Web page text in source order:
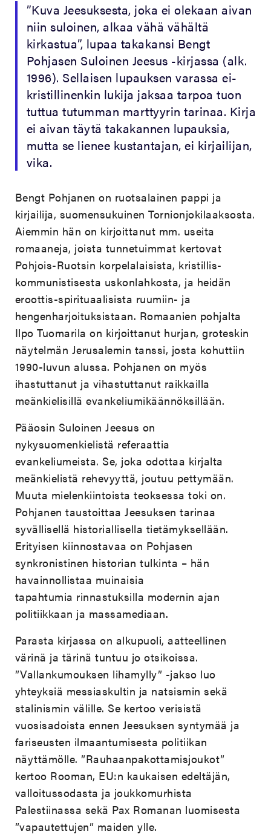
”Kuva Jeesuksesta, joka ei olekaan aivan
niin suloinen, alkaa vähä vähältä
kirkastua”, lupaa takakansi Bengt
Pohjasen Suloinen Jeesus -kirjassa (alk.
1996). Sellaisen lupauksen varassa ei-
kristillinenkin lukija jaksaa tarpoa tuon
tuttua tutumman marttyyrin tarinaa. Kirja
ei aivan täytä takakannen lupauksia,
mutta se lienee kustantajan, ei kirjailijan,
vika.
Bengt Pohjanen on ruotsalainen pappi ja
kirjailija, suomensukuinen Tornionjokilaaksosta.
Aiemmin hän on kirjoittanut mm. useita
romaaneja, joista tunnetuimmat kertovat
Pohjois-Ruotsin korpelalaisista, kristillis-
kommunistisesta uskonlahkosta, ja heidän
eroottis-spirituaalisista ruumiin- ja
hengenharjoituksistaan. Romaanien pohjalta
Ilpo Tuomarila on kirjoittanut hurjan, groteskin
näytelmän Jerusalemin tanssi, josta kohuttiin
1990-luvun alussa. Pohjanen on myös
ihastuttanut ja vihastuttanut raikkailla
meänkielisillä evankeliumikäännöksillään.
Pääosin Suloinen Jeesus on
nykysuomenkielistä referaattia
evankeliumeista. Se, joka odottaa kirjalta
meänkielistä rehevyyttä, joutuu pettymään.
Muuta mielenkiintoista teoksessa toki on.
Pohjanen taustoittaa Jeesuksen tarinaa
syvällisellä historiallisella tietämyksellään.
Erityisen kiinnostavaa on Pohjasen
synkronistinen historian tulkinta – hän
havainnollistaa muinaisia
tapahtumia rinnastuksilla modernin ajan
politiikkaan ja massamediaan.
Parasta kirjassa on alkupuoli, aatteellinen
värinä ja tärinä tuntuu jo otsikoissa.
”Vallankumouksen lihamylly” -jakso luo
yhteyksiä messiaskultin ja natsismin sekä
stalinismin välille. Se kertoo verisistä
vuosisadoista ennen Jeesuksen syntymää ja
fariseusten ilmaantumisesta politiikan
näyttämölle. ”Rauhaanpakottamisjoukot”
kertoo Rooman, EU:n kaukaisen edeltäjän,
valloitussodasta ja joukkomurhista
Palestiinassa sekä Pax Romanan luomisesta
”vapautettujen” maiden ylle.